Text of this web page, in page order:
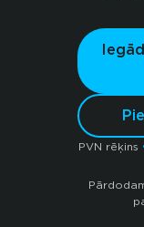
PVN rēķins